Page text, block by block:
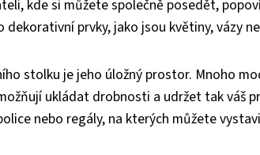
kde si můžete společně posedět,
prvky, jako jsou květiny, vázy
stolku je jeho úložný prostor. Mnoho
ukládat drobnosti a udržet tak váš
nebo regály, na kterých můžete